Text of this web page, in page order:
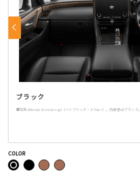
ブラック
■写真はExecutive Lounge（ハイブリッド・E-Four）。内装色はブラック。
COLOR